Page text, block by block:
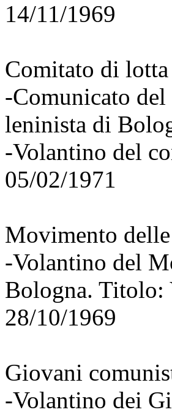
14/11/1969
Comitato di
-Comunicato
leninista di
-Volantino del
05/02/1971
Movimento
-Volantino del
Bologna.
28/10/1969
Giovani
-Volantino dei